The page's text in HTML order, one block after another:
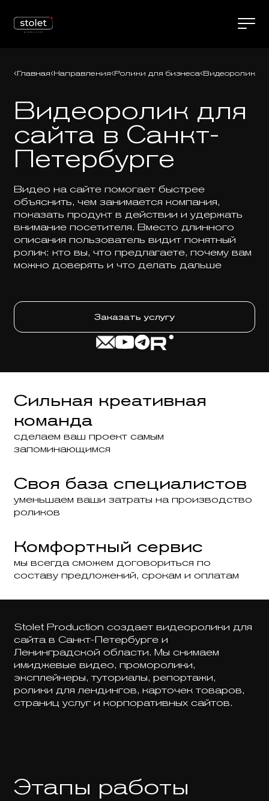
Главная Направления Ролики для бизнеса Видеоролик
Видеоролик для
сайта в Санкт-
Петербурге
Видео на сайте помогает быстрее
объяснить, чем занимается компания,
показать продукт в действии и удержать
внимание посетителя. Вместо длинного
описания пользователь видит понятный
ролик: кто вы, что предлагаете, почему вам
можно доверять и что делать дальше
Заказать услугу
Сильная креативная
команда
сделаем ваш проект самым
запоминающимся
Своя база специалистов
уменьшаем ваши затраты на производство
роликов
Комфортный сервис
мы всегда сможем договориться по
составу предложений, срокам и оплатам
Stolet Production создает видеоролики для
сайта в Санкт-Петербурге и
Ленинградской области. Мы снимаем
имиджевые видео, проморолики,
эксплейнеры, туториалы, репортажи,
ролики для лендингов, карточек товаров,
страниц услуг и корпоративных сайтов.
Этапы работы